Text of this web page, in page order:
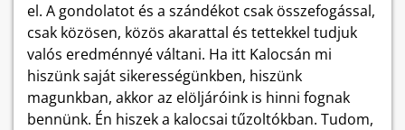
el. A gondolatot és a szándékot csak összefogással,
csak közösen, közös akarattal és tettekkel tudjuk
valós eredménnyé váltani. Ha itt Kalocsán mi
hiszünk saját sikerességünkben, hiszünk
magunkban, akkor az elöljáróink is hinni fognak
bennünk. Én hiszek a kalocsai tűzoltókban. Tudom,